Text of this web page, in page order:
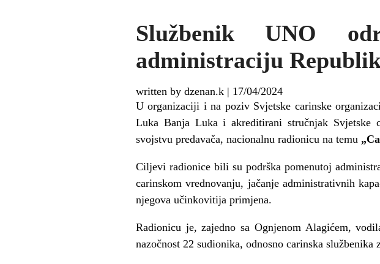
Službenik UNO
administraciju
written by dzenan.k | 17/04/2024
U organizaciji i na poziv Svjetske carinske
Luka Banja Luka i akreditirani stručnjak Svjetske
svojstvu predavača, nacionalnu radionicu na temu
Ciljevi radionice bili su podrška pomenutoj
carinskom vrednovanju, jačanje administrativnih
njegova učinkovitija primjena.
Radionicu je, zajedno sa Ognjenom Alagićem,
nazočnost 22 sudionika, odnosno carinska službenika